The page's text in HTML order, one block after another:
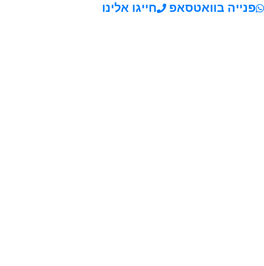
פנייה בוואטסאפ חייגו אלינו